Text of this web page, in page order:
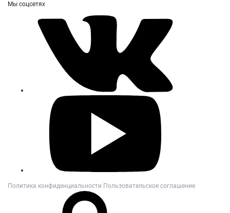
Мы соцсетях
Политика конфиденциальности Пользовательское соглашение